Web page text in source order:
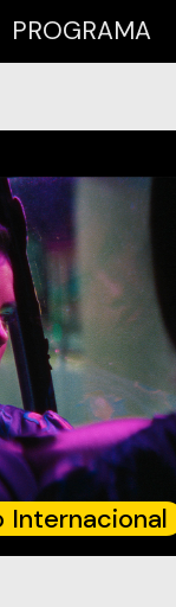
PROGRAMA
Internacional